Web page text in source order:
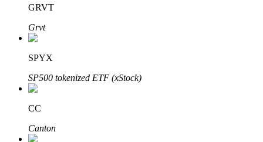
Партнеры Bitrue
GRVT
Grvt
SPYX
SP500 tokenized ETF (xStock)
CC
Canton